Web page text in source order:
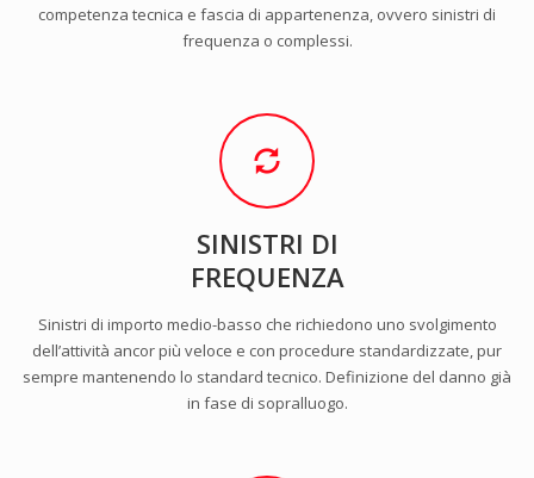
competenza tecnica e fascia di appartenenza, ovvero sinistri di
frequenza o complessi.
SINISTRI DI
FREQUENZA
Sinistri di importo medio-basso che richiedono uno svolgimento
dell’attività ancor più veloce e con procedure standardizzate, pur
sempre mantenendo lo standard tecnico. Definizione del danno già
in fase di sopralluogo.